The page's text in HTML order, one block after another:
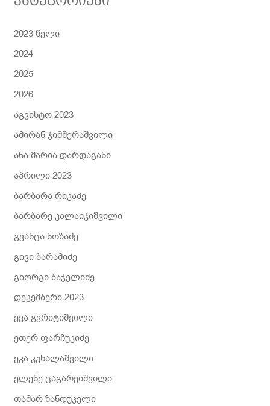
2023 წელი
2024
2025
2026
აგვისტო 2023
ამირან ჯიმშერაშვილი
ანა მარია დარდაგანი
აპრილი 2023
ბარბარა რიკაძე
ბარბარე კალაიჯიშვილი
გვანცა ნოზაძე
გივი ბარამიძე
გიორგი ბაჯელიძე
დეკემბერი 2023
ევა გვრიტიშვილი
ეთერ ფარჩუკიძე
ეკა კუხალაშვილი
ელენე ცაგარეიშვილი
თამარ ზანდუკელი